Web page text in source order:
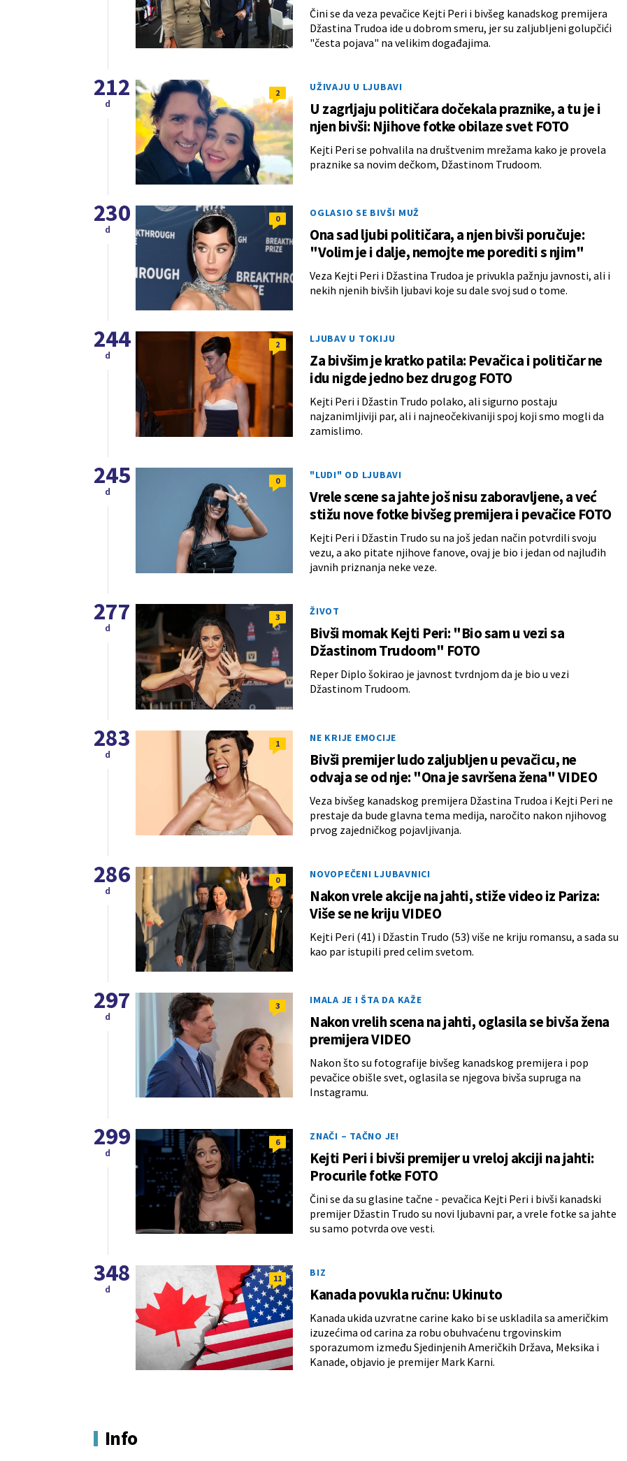
Čini se da veza pevačice Kejti Peri i bivšeg kanadskog premijera
Džastina Trudoa ide u dobrom smeru, jer su zaljubljeni golupčići
"česta pojava" na velikim događajima.
2 UŽIVAJU U LJUBAVI
U zagrljaju političara dočekala praznike, a tu je i
njen bivši: Njihove fotke obilaze svet FOTO
Kejti Peri se pohvalila na društvenim mrežama kako je provela
praznike sa novim dečkom, Džastinom Trudoom.
212
d
0 OGLASIO SE BIVŠI MUŽ
Ona sad ljubi političara, a njen bivši poručuje:
"Volim je i dalje, nemojte me porediti s njim"
Veza Kejti Peri i Džastina Trudoa je privukla pažnju javnosti, ali i
nekih njenih bivših ljubavi koje su dale svoj sud o tome.
230
d
2 LJUBAV U TOKIJU
Za bivšim je kratko patila: Pevačica i političar ne
idu nigde jedno bez drugog FOTO
Kejti Peri i Džastin Trudo polako, ali sigurno postaju
najzanimljiviji par, ali i najneočekivaniji spoj koji smo mogli da
zamislimo.
244
d
0 "LUDI" OD LJUBAVI
Vrele scene sa jahte još nisu zaboravljene, a već
stižu nove fotke bivšeg premijera i pevačice FOTO
Kejti Peri i Džastin Trudo su na još jedan način potvrdili svoju
vezu, a ako pitate njihove fanove, ovaj je bio i jedan od najluđih
javnih priznanja neke veze.
245
d
3 ŽIVOT
Bivši momak Kejti Peri: "Bio sam u vezi sa
Džastinom Trudoom" FOTO
Reper Diplo šokirao je javnost tvrdnjom da je bio u vezi
Džastinom Trudoom.
277
d
1 NE KRIJE EMOCIJE
Bivši premijer ludo zaljubljen u pevačicu, ne
odvaja se od nje: "Ona je savršena žena" VIDEO
Veza bivšeg kanadskog premijera Džastina Trudoa i Kejti Peri ne
prestaje da bude glavna tema medija, naročito nakon njihovog
prvog zajedničkog pojavljivanja.
283
d
0 NOVOPEČENI LJUBAVNICI
Nakon vrele akcije na jahti, stiže video iz Pariza:
Više se ne kriju VIDEO
Kejti Peri (41) i Džastin Trudo (53) više ne kriju romansu, a sada su
kao par istupili pred celim svetom.
286
d
3 IMALA JE I ŠTA DA KAŽE
Nakon vrelih scena na jahti, oglasila se bivša žena
premijera VIDEO
Nakon što su fotografije bivšeg kanadskog premijera i pop
pevačice obišle svet, oglasila se njegova bivša supruga na
Instagramu.
297
d
6 ZNAČI – TAČNO JE!
Kejti Peri i bivši premijer u vreloj akciji na jahti:
Procurile fotke FOTO
Čini se da su glasine tačne - pevačica Kejti Peri i bivši kanadski
premijer Džastin Trudo su novi ljubavni par, a vrele fotke sa jahte
su samo potvrda ove vesti.
299
d
11 BIZ
Kanada povukla ručnu: Ukinuto
Kanada ukida uzvratne carine kako bi se uskladila sa američkim
izuzećima od carina za robu obuhvaćenu trgovinskim
sporazumom između Sjedinjenih Američkih Država, Meksika i
Kanade, objavio je premijer Mark Karni.
348
d
Info